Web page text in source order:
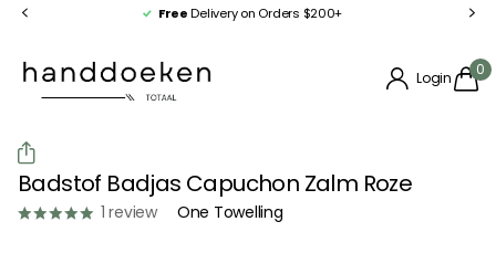
FreeDelivery on Orders $200+
Login 0
Badstof Badjas Capuchon Zalm Roze
1review One Towelling